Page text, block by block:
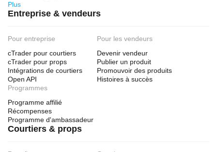
Plus
Entreprise & vendeurs
Pour entreprise
cTrader pour courtiers
cTrader pour props
Intégrations de courtiers
Open API
Pour les vendeurs
Devenir vendeur
Publier un produit
Promouvoir des produits
Histoires à succès
Programmes
Programme affilié
Récompenses
Programme d'ambassadeur
Courtiers & props